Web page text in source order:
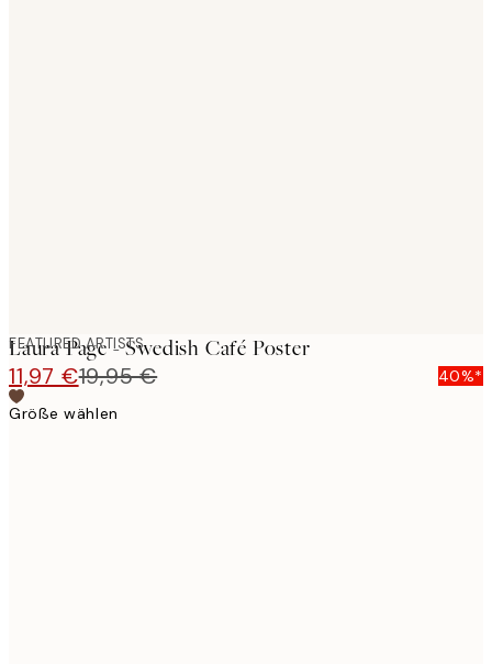
FEATURED ARTISTS
Laura Page - Swedish Café Poster
11,97 €19,95 €
40%*
Größe wählen